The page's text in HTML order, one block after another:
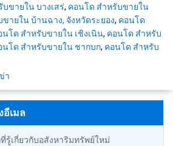
ขายใน บางเสร่, คอนโด สำหรับขายใน
ายใน บ้านฉาง, จังหวัดระยอง, คอนโด
นโด สำหรับขายใน เชิงเนิน, คอนโด สำหรับ
นโด สำหรับขายใน ชากบก, คอนโด สำหรับ
า
อีเมล
รู้เกี่ยวกับอสังหาริมทรัพย์ใหม่